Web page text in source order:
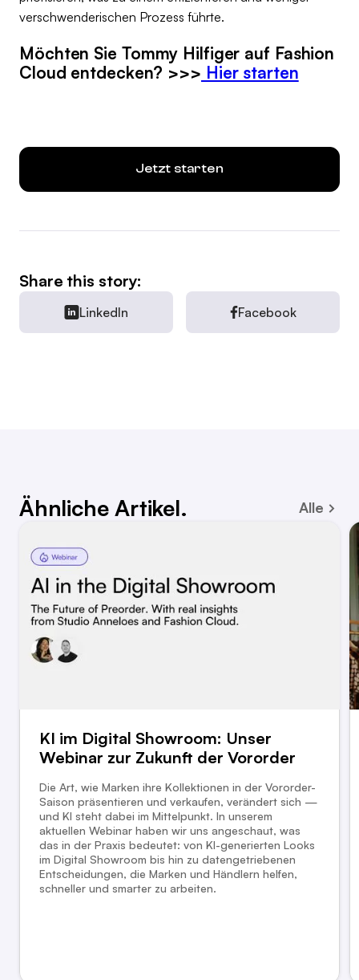
verschwenderischen Prozess führte.
Möchten Sie Tommy Hilfiger auf Fashion
Cloud entdecken? >>> Hier starten
Jetzt starten
Share this story:
LinkedIn Facebook
Ähnliche Artikel. Alle
KI im Digital Showroom: Unser
Webinar zur Zukunft der Vororder
Die Art, wie Marken ihre Kollektionen in der Vororder-
Saison präsentieren und verkaufen, verändert sich —
und KI steht dabei im Mittelpunkt. In unserem
aktuellen Webinar haben wir uns angeschaut, was
das in der Praxis bedeutet: von KI-generierten Looks
im Digital Showroom bis hin zu datengetriebenen
Entscheidungen, die Marken und Händlern helfen,
schneller und smarter zu arbeiten.